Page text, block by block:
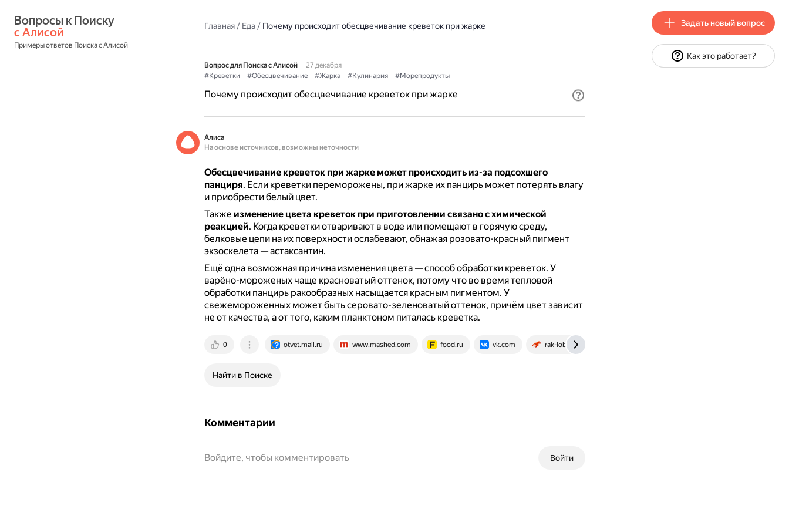
с Алисой
Примеры ответов Поиска с Алисой
Главная/ Еда/ Почему происходит обесцвечивание креветок при жарке
Вопрос для Поиска с Алисой
27 декабря
#Креветки
#Обесцвечивание #Жарка #Кулинария #Морепродукты
Почему происходит обесцвечивание креветок при жарке
Алиса
На основе источников, возможны неточности
Обесцвечивание креветок при жарке может происходить из-за подсохшего
панциря. Если креветки переморожены, при жарке их панцирь может потерять влагу
и приобрести белый цвет.
Также изменение цвета креветок при приготовлении связано с химической
реакцией. Когда креветки отваривают в воде или помещают в горячую среду,
белковые цепи на их поверхности ослабевают, обнажая розовато-красный пигмент
экзоскелета — астаксантин.
Ещё одна возможная причина изменения цвета — способ обработки креветок. У
варёно-мороженых чаще красноватый оттенок, потому что во время тепловой
обработки панцирь ракообразных насыщается красным пигментом. У
свежемороженных может быть серовато-зеленоватый оттенок, причём цвет зависит
не от качества, а от того, каким планктоном питалась креветка.
0 otvet.mail.ru www.mashed.com food.ru vk.com rak-lobster.ru
Найти в Поиске
Комментарии
Войти
Войдите, чтобы комментировать
Задать новый вопрос
Как это работает?